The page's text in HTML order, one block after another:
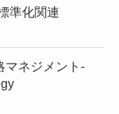
準化関連
マネジメント-